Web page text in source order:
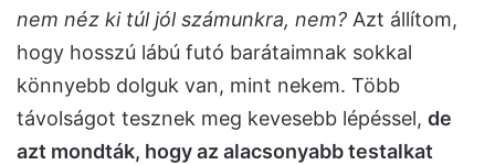
nem néz ki túl jól számunkra, nem? Azt állítom,
hogy hosszú lábú futó barátaimnak sokkal
könnyebb dolguk van, mint nekem. Több
távolságot tesznek meg kevesebb lépéssel, de
azt mondták, hogy az alacsonyabb testalkat